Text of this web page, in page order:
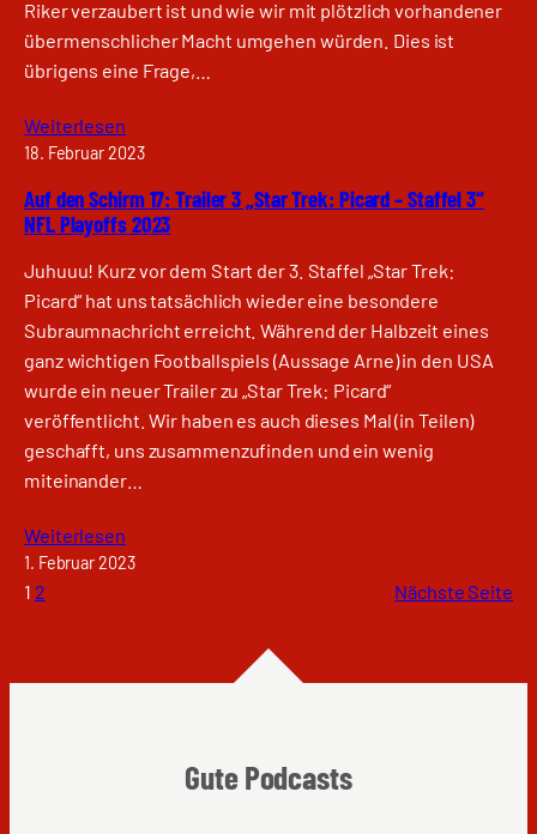
Riker verzaubert ist und wie wir mit plötzlich vorhandener
übermenschlicher Macht umgehen würden. Dies ist
übrigens eine Frage,…
Weiterlesen
18. Februar 2023
Auf den Schirm 17: Trailer 3 „Star Trek: Picard – Staffel 3“
NFL Playoffs 2023
Juhuuu! Kurz vor dem Start der 3. Staffel „Star Trek:
Picard“ hat uns tatsächlich wieder eine besondere
Subraumnachricht erreicht. Während der Halbzeit eines
ganz wichtigen Footballspiels (Aussage Arne) in den USA
wurde ein neuer Trailer zu „Star Trek: Picard“
veröffentlicht. Wir haben es auch dieses Mal (in Teilen)
geschafft, uns zusammenzufinden und ein wenig
miteinander…
Weiterlesen
1. Februar 2023
1 2 Nächste Seite
Gute Podcasts